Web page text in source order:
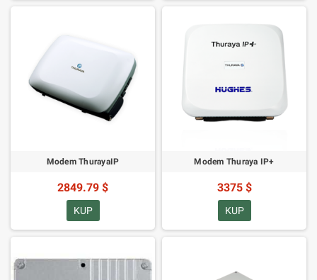
Modem ThurayaIP
2849.79 $
KUP
Modem Thuraya IP+
3375 $
KUP